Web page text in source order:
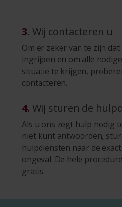
3. Wij contacteren u
Om er zeker van te zijn
ingrijpen en om alle
situatie te krijgen,
contacteren.
4. Wij sturen de
Als u ons zegt hulp nodig
niet kunt antwoorden,
hulpdiensten naar de
ongeval. De hele
gratis.